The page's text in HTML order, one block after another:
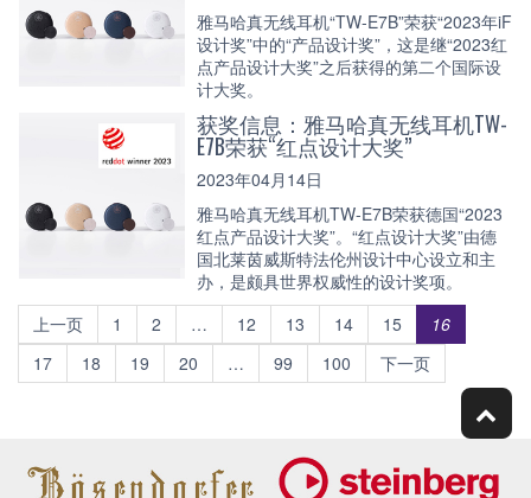
雅马哈真无线耳机“TW-E7B”荣获“2023年iF
设计奖”中的“产品设计奖”，这是继“2023红
点产品设计大奖”之后获得的第二个国际设
计大奖。
获奖信息：雅马哈真无线耳机TW-
E7B荣获“红点设计大奖”
2023年04月14日
雅马哈真无线耳机TW-E7B荣获德国“2023
红点产品设计大奖”。“红点设计大奖”由德
国北莱茵威斯特法伦州设计中心设立和主
办，是颇具世界权威性的设计奖项。
上一页
1 2 … 12 13 14 15
16
17
18 19 20 … 99 100 下一页